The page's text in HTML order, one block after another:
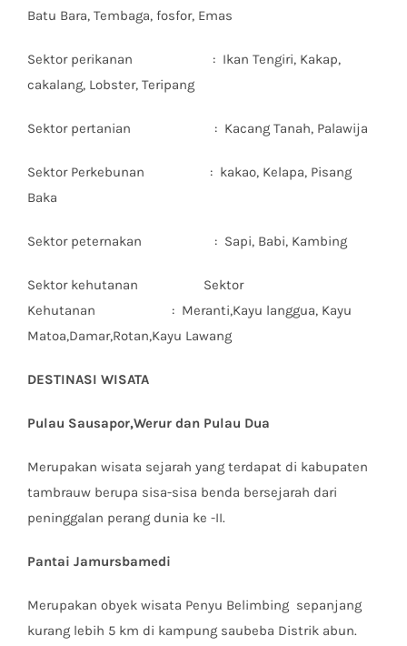
Batu Bara, Tembaga, fosfor, Emas
Sektor perikanan : Ikan Tengiri, Kakap,
cakalang, Lobster, Teripang
Sektor pertanian : Kacang Tanah, Palawija
Sektor Perkebunan : kakao, Kelapa, Pisang
Baka
Sektor peternakan : Sapi, Babi, Kambing
Sektor kehutanan Sektor
Kehutanan : Meranti,Kayu langgua, Kayu
Matoa,Damar,Rotan,Kayu Lawang
DESTINASI WISATA
Pulau Sausapor,Werur dan Pulau Dua
Merupakan wisata sejarah yang terdapat di kabupaten
tambrauw berupa sisa-sisa benda bersejarah dari
peninggalan perang dunia ke -II.
Pantai Jamursbamedi
Merupakan obyek wisata Penyu Belimbing sepanjang
kurang lebih 5 km di kampung saubeba Distrik abun.